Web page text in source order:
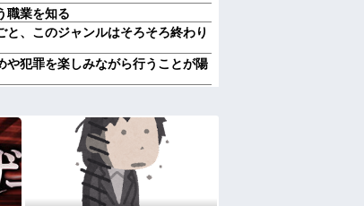
職業を知る
、このジャンルはそろそろ終わり
や犯罪を楽しみながら行うことが陽
けて」とウチに子連れで押しかけ
しい…」私「はぁ」→交番に電話し
に わずか2年で20.7ポイント増、